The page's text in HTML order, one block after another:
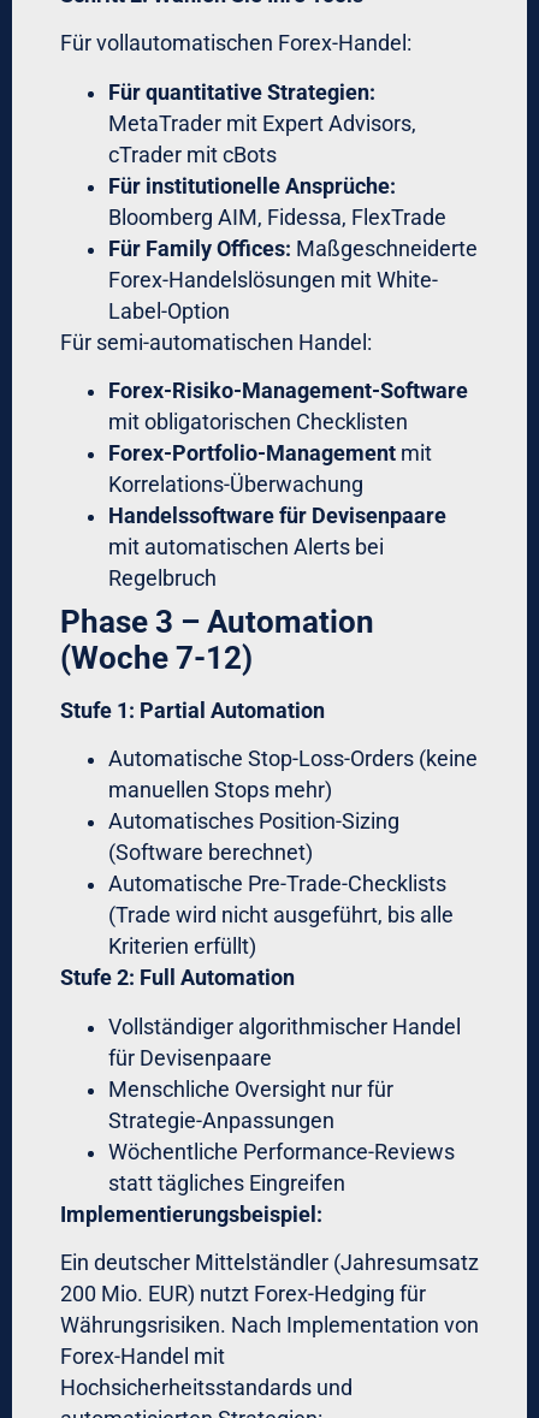
Automatic Interventions: „Trading für
aktiviert“
Das ist keine Science-Fiction. Solche Tools
existieren bereits in Premium-Segmenten
für institutionelle Kunden.
Die Essenz emotionslosen Tradings
Kernerkenntnisse:
Psychologie ist der größte Feind:
emotionale Fehler, nicht durch
schlechte Strategien
Systematisierung schlägt
Improvisation:Institutionelle Trader
folgen Checklisten, Protokollen und
automatisierten Prozessen
Automatisierung eliminiert
Emotionen:Vollautomatischer Forex-
Handel mit Premium-Software
entfernt den Menschen aus Execution-
Entscheidungen
Trennung von Strategie-Entwicklung,
Risk-Management und Execution
verhindert emotionale Übergriffe
Messung ermöglicht Verbesserung:
KPIs wie Regel-Adherence-Rate und
Stop-Displacement-Frequency zeigen,
wo Intervention nötig ist
Hybrid-Ansatz ist optimal:
Automatisierung für normale
Bedingungen + menschliche Oversight
für außergewöhnliche Events
Für Vermögensverwalter, Family Offices
und institutionelle Investoren:
Der Währungshandel erfordert
professionelle Tools. Exklusive Forex-
Software mit automatisierten
Devisenhandelsstrategien, integriertem
Risikomanagement und Behavioral-
Analytics ist kein Luxus – es ist
Notwendigkeit.